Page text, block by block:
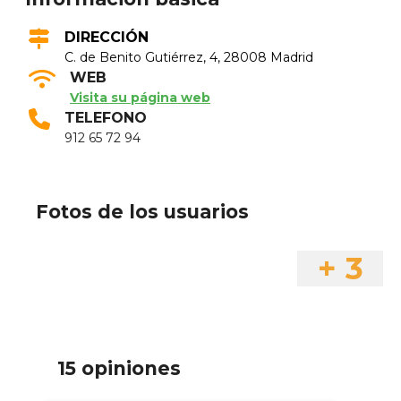
DIRECCIÓN
C. de Benito Gutiérrez, 4, 28008 Madrid
WEB
Visita su página web
TELEFONO
912 65 72 94
Fotos de los usuarios
+ 3
15 opiniones